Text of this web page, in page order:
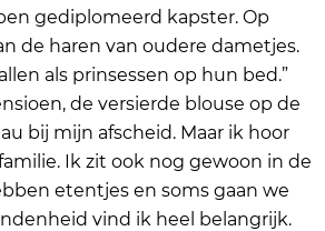
gediplomeerd kapster. Op
de haren van oudere dametjes.
als prinsessen op hun bed.”
de versierde blouse op de
bij mijn afscheid. Maar ik hoor
Ik zit ook nog gewoon in de
etentjes en soms gaan we
vind ik heel belangrijk.